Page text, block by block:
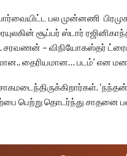
பல முன்னணி
சூப்பர் ஸ்டார்
. சரவணன் – விநியோகஸ்தர்
தைரியமான… படம்’ என மனம்
பெற்று தொடர்ந்து சாதனை